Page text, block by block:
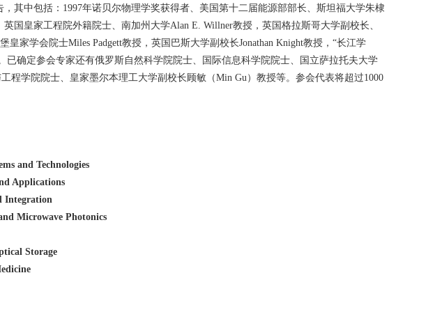
其中包括：1997年诺贝尔物理学奖获得者、美国第十二届能源部部长、斯坦福大学朱棣
国皇家工程院外籍院士、南加州大学Alan E. Willner教授，英国格拉斯哥大学副校长、
家学会院士Miles Padgett教授，英国巴斯大学副校长Jonathan Knight教授，“长江学
已确定参会专家还有俄罗斯自然科学院院士、国际信息科学院院士、国立萨拉托夫大学
程学院院士、皇家墨尔本理工大学副校长顾敏（Min Gu）教授等。参会代表将超过1000
and Technologies
Applications
Integration
Microwave Photonics
Storage